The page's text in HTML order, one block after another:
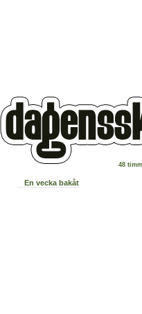
48
En vecka bakåt